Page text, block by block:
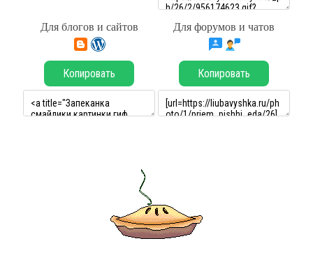
Для блогов и сайтов Для форумов и чатов
Копировать Копировать